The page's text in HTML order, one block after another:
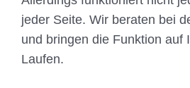
jeder Seite. Wir beraten bei
und bringen die Funktion auf
Laufen.